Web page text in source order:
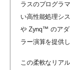
ラスのプログラ
い高性能処理シ
や Zynq™ のアダ
ラー演算を提供し
この柔軟なリア